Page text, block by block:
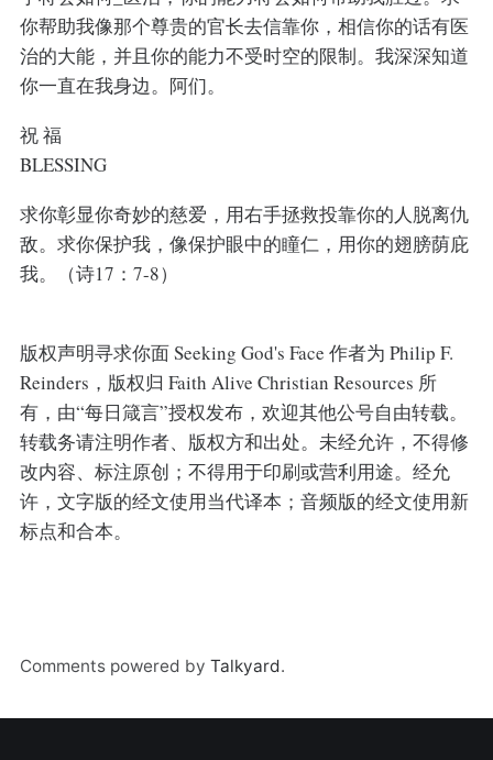
你帮助我像那个尊贵的官长去信靠你，相信你的话有医
治的大能，并且你的能力不受时空的限制。我深深知道
你一直在我身边。阿们。
祝 福
BLESSING
求你彰显你奇妙的慈爱，用右手拯救投靠你的人脱离仇
敌。求你保护我，像保护眼中的瞳仁，用你的翅膀荫庇
我。（诗17：7-8）
版权声明寻求你面 Seeking God's Face 作者为 Philip F.
Reinders，版权归 Faith Alive Christian Resources 所
有，由“每日箴言”授权发布，欢迎其他公号自由转载。
转载务请注明作者、版权方和出处。未经允许，不得修
改内容、标注原创；不得用于印刷或营利用途。经允
许，文字版的经文使用当代译本；音频版的经文使用新
标点和合本。
Comments powered by Talkyard.